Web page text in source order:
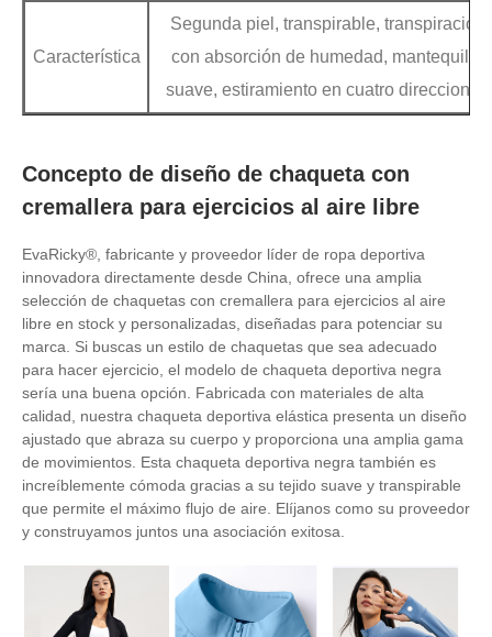
Característica
Segunda piel, transpirable, transpiración
con absorción de humedad, mantequilla
suave, estiramiento en cuatro direcciones
Concepto de diseño de chaqueta con
cremallera para ejercicios al aire libre
EvaRicky®, fabricante y proveedor líder de ropa deportiva
innovadora directamente desde China, ofrece una amplia
selección de chaquetas con cremallera para ejercicios al aire
libre en stock y personalizadas, diseñadas para potenciar su
marca. Si buscas un estilo de chaquetas que sea adecuado
para hacer ejercicio, el modelo de chaqueta deportiva negra
sería una buena opción. Fabricada con materiales de alta
calidad, nuestra chaqueta deportiva elástica presenta un diseño
ajustado que abraza su cuerpo y proporciona una amplia gama
de movimientos. Esta chaqueta deportiva negra también es
increíblemente cómoda gracias a su tejido suave y transpirable
que permite el máximo flujo de aire. Elíjanos como su proveedor
y construyamos juntos una asociación exitosa.